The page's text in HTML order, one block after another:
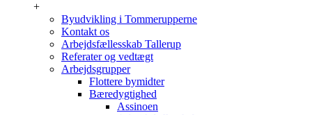
+
Byudvikling i Tommerupperne
Kontakt os
Arbejdsfællesskab Tallerup
Referater og vedtægt
Arbejdsgrupper
Flottere bymidter
Bæredygtighed
Assinoen